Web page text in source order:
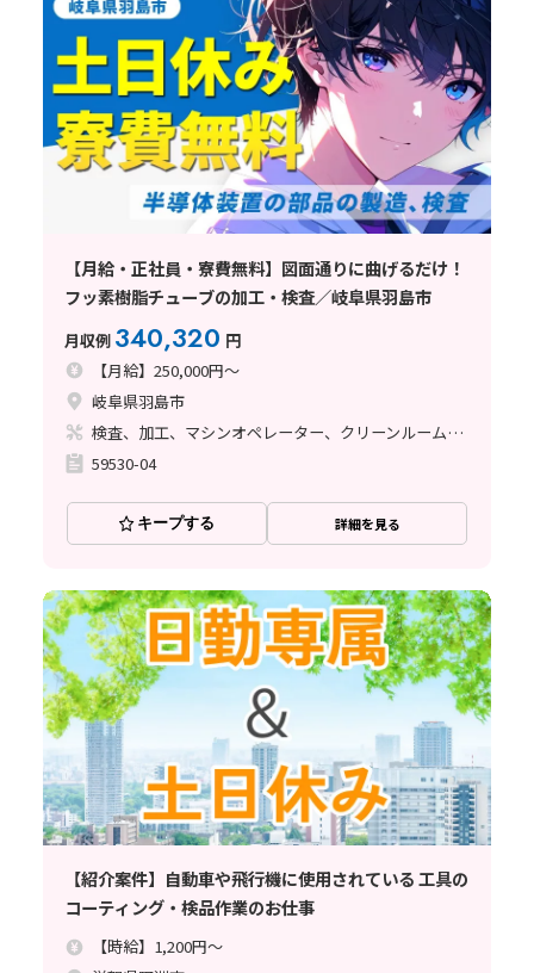
【月給・正社員・寮費無料】図面通りに曲げるだけ！
フッ素樹脂チューブの加工・検査／岐阜県羽島市
月収例 340,320 円
【月給】250,000円～
岐阜県羽島市
検査、加工、マシンオペレーター、クリーンルーム、清掃・洗浄、品質管理、立ち作業、バリ取り
59530-04
キープする 詳細を見る
【紹介案件】自動車や飛行機に使用されている 工具の
コーティング・検品作業のお仕事
【時給】1,200円～